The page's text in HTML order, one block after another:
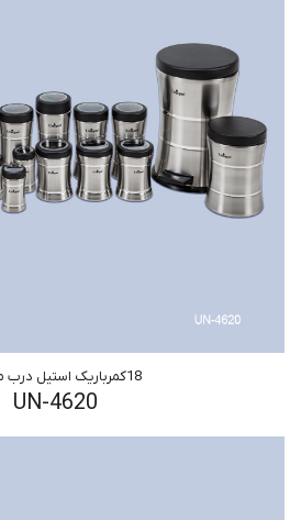
18کمرباریک استیل درب مشکی
UN-4620